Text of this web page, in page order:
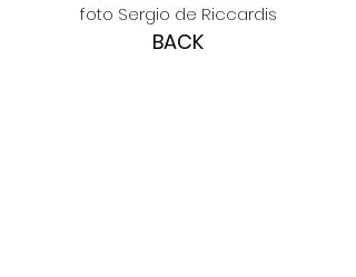
foto Sergio de Riccardis
BACK